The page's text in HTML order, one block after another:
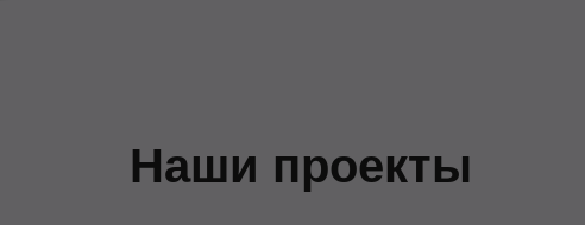
Наши проекты